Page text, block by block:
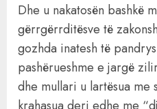
Dhe u nakatosën bashkë
gërrgërrditësve të
gozhda inatesh të
pashërueshme e jargë
dhe mullari u lartësua me